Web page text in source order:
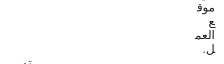
موق
ع
العم
ل.